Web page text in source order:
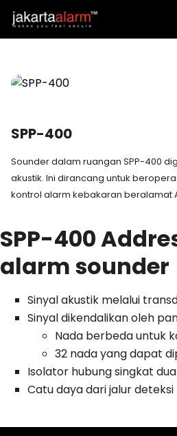
SPP-400
Sounder dalam ruangan SPP-400
akustik. Ini dirancang untuk
kontrol alarm kebakaran beralamat
SPP-400
alarm sounder
Sinyal akustik melalui
Sinyal dikendalikan oleh
Nada berbeda untuk
32 nada yang dapat
Isolator hubung singkat dua
Catu daya dari jalur deteksi